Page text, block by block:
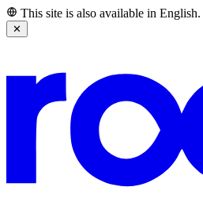
This site is also available in English.
✕